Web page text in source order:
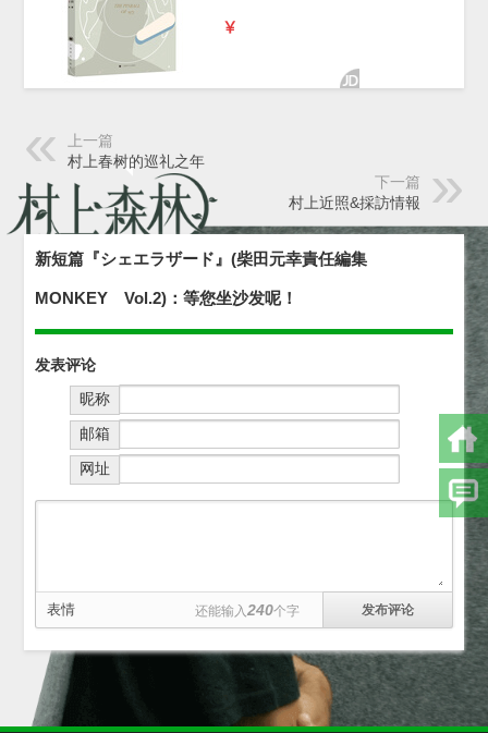
上一篇
村上春树的巡礼之年
下一篇
村上近照&採訪情報
新短篇『シェエラザード』(柴田元幸責任編集
MONKEY Vol.2)：等您坐沙发呢！
发表评论
昵称
邮箱
网址
表情 还能输入240个字